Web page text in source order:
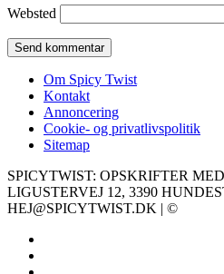
Websted
Om Spicy Twist
Kontakt
Annoncering
Cookie- og privatlivspolitik
Sitemap
SPICYTWIST: OPSKRIFTER
LIGUSTERVEJ 12, 3390
HEJ@SPICYTWIST.DK | ©